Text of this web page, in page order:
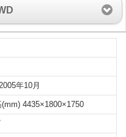
年10月
4435×1800×1750